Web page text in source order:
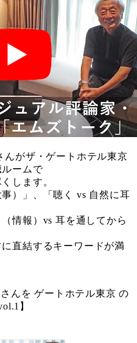
んがザ・ゲートホテル東京
ームで
します。
）」、「聴く vs 自然に耳
情報）vs 耳を通してから
直結するキーワードが満
んを ゲートホテル東京 の
】